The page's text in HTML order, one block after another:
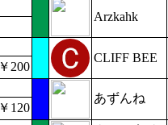
Arzkahk
CLIFF BEE
￥200
あずんね
￥120